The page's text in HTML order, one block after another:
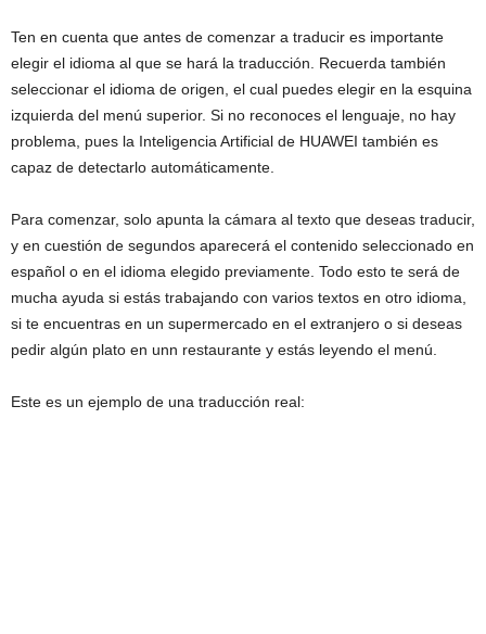
Ten en cuenta que antes de comenzar a traducir es importante
elegir el idioma al que se hará la traducción. Recuerda también
seleccionar el idioma de origen, el cual puedes elegir en la esquina
izquierda del menú superior. Si no reconoces el lenguaje, no hay
problema, pues la Inteligencia Artificial de HUAWEI también es
capaz de detectarlo automáticamente.
Para comenzar, solo apunta la cámara al texto que deseas traducir,
y en cuestión de segundos aparecerá el contenido seleccionado en
español o en el idioma elegido previamente. Todo esto te será de
mucha ayuda si estás trabajando con varios textos en otro idioma,
si te encuentras en un supermercado en el extranjero o si deseas
pedir algún plato en unn restaurante y estás leyendo el menú.
Este es un ejemplo de una traducción real: